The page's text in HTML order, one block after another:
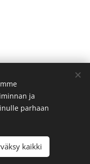
ja
parhaan
kaikki